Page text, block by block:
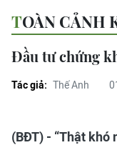
TOÀN CẢNH
Đầu tư chứng
Tác giả: Thế Anh
(BĐT) - “Thật khó